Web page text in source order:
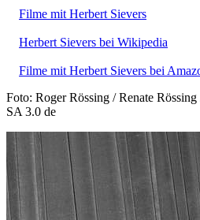
Filme mit Herbert Sievers
Herbert Sievers bei Wikipedia
Filme mit Herbert Sievers bei
Foto: Roger Rössing / Renate
SA 3.0 de